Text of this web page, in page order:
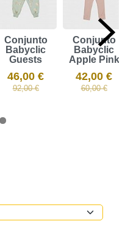
Conjunto
Babyclic
Guests
46,00 €
92,00 €
Conjunto
Babyclic
Apple Pink
42,00 €
60,00 €